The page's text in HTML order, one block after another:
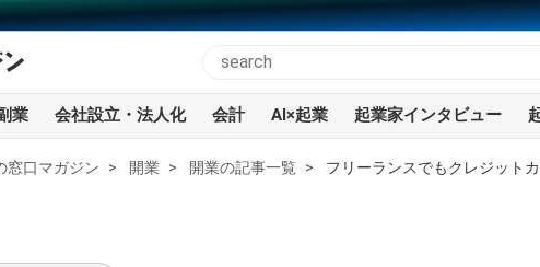
業 会社設立・法人化 会計 AI×起業 起業家インタビュー
窓口マガジン 開業 開業の記事一覧 フリーランスでもクレジット